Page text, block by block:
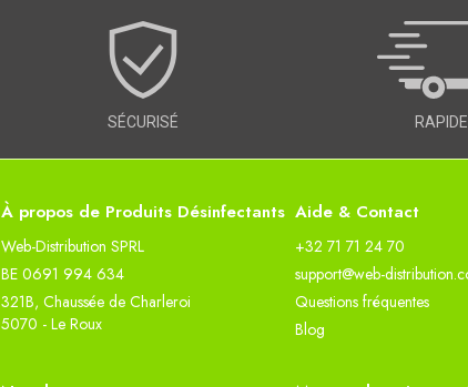
SÉCURISÉ RAPIDE
À propos de Produits Désinfectants
Web-Distribution SPRL
BE 0691 994 634
321B, Chaussée de Charleroi
5070 - Le Roux
Aide & Contact
+32 71 71 24 70
support@web-
Questions fréquentes
Blog